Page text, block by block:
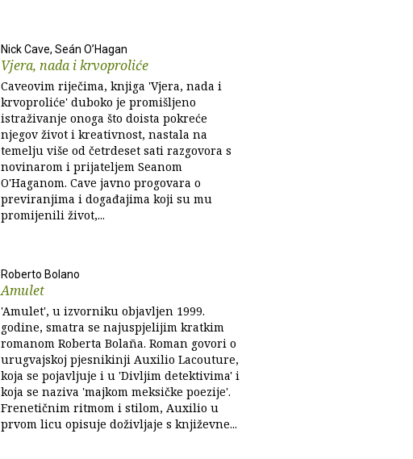
Nick Cave, Seán O’Hagan
Vjera, nada i krvoproliće
Caveovim riječima, knjiga 'Vjera, nada i
krvoproliće' duboko je promišljeno
istraživanje onoga što doista pokreće
njegov život i kreativnost, nastala na
temelju više od četrdeset sati razgovora s
novinarom i prijateljem Seanom
O'Haganom. Cave javno progovara o
previranjima i događajima koji su mu
promijenili život,...
Roberto Bolano
Amulet
'Amulet', u izvorniku objavljen 1999.
godine, smatra se najuspjelijim kratkim
romanom Roberta Bolaña. Roman govori o
urugvajskoj pjesnikinji Auxilio Lacouture,
koja se pojavljuje i u 'Divljim detektivima' i
koja se naziva 'majkom meksičke poezije'.
Frenetičnim ritmom i stilom, Auxilio u
prvom licu opisuje doživljaje s književne...